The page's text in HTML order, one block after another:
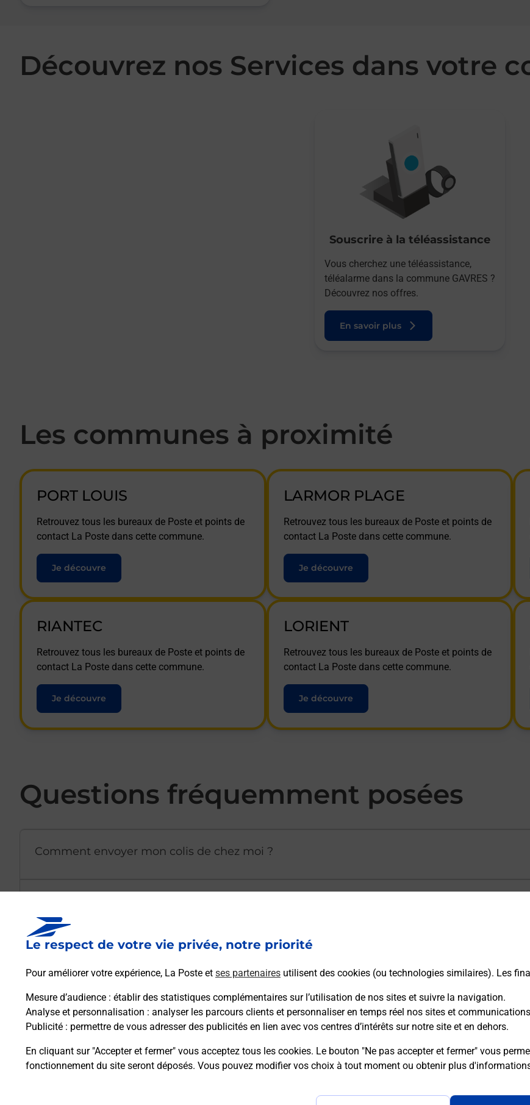
Le respect de votre vie privée, notre priorité
Pour améliorer votre expérience, La Poste et ses partenaires utilisent des cookies (ou technologies similaires). Les
Mesure d’audience : établir des statistiques complémentaires sur l’utilisation de nos sites et suivre la navigation.
Analyse et personnalisation : analyser les parcours clients et personnaliser en temps réel nos sites et
Publicité : permettre de vous adresser des publicités en lien avec vos centres d’intérêts sur notre site et en dehors.
En cliquant sur "Accepter et fermer" vous acceptez tous les cookies. Le bouton "Ne pas accepter et fermer" vous
fonctionnement du site seront déposés. Vous pouvez modifier vos choix à tout moment ou obtenir plus
Découvrez nos Services dans votre
Souscrire à la téléassistance
Vous cherchez une téléassistance,
téléalarme dans la commune GAVRES ?
Découvrez nos offres.
En savoir plus
Les communes à proximité
PORT LOUIS
Retrouvez tous les bureaux de Poste et points de
contact La Poste dans cette commune.
Je découvre
LARMOR PLAGE
Retrouvez tous les bureaux de Poste et points de
contact La Poste dans cette commune.
Je découvre
RIANTEC
Retrouvez tous les bureaux de Poste et points de
contact La Poste dans cette commune.
Je découvre
LORIENT
Retrouvez tous les bureaux de Poste et points de
contact La Poste dans cette commune.
Je découvre
Questions fréquemment posées
Comment envoyer mon colis de chez moi ?
Comment demander une modification de livraison ?
Comment La Poste participe-t-elle à votre sécurité au quotidien ?
Puis-je passer mon code de la route avec La Poste et sous quelles conditions ?